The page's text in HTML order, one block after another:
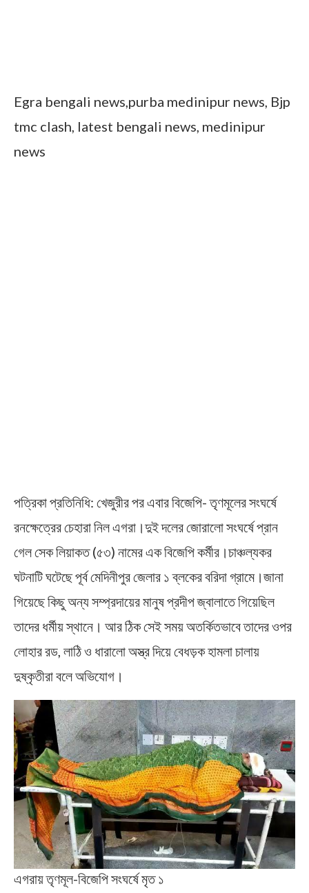
Egra bengali news,purba medinipur news, Bjp
tmc clash, latest bengali news, medinipur
news
পত্রিকা প্রতিনিধি: খেজুরীর পর এবার বিজেপি- তৃণমূলের সংঘর্ষে
রনক্ষেত্রের চেহারা নিল এগরা।দুই দলের জোরালো সংঘর্ষে প্রান
গেল সেক লিয়াকত (৫৩) নামের এক বিজেপি কর্মীর।চাঞ্চল্যকর
ঘটনাটি ঘটেছে পূর্ব মেদিনীপুর জেলার ১ ব্লকের বরিদা গ্রামে।জানা
গিয়েছে কিছু অন্য সম্প্রদায়ের মানুষ প্রদীপ জ্বালাতে গিয়েছিল
তাদের ধর্মীয় স্থানে। আর ঠিক সেই সময় অতর্কিতভাবে তাদের ওপর
লোহার রড, লাঠি ও ধারালো অস্ত্র দিয়ে বেধড়ক হামলা চালায়
দুষ্কৃতীরা বলে অভিযোগ।
এগরায় তৃণমূল-বিজেপি সংঘর্ষে মৃত ১